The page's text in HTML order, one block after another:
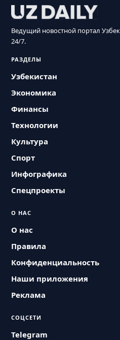
Ведущий новостной портал
24/7.
РАЗДЕЛЫ
Узбекистан
Экономика
Финансы
Технологии
Культура
Спорт
Инфографика
Спецпроекты
О НАС
О нас
Правила
Конфиденциальность
Наши приложения
Реклама
СОЦСЕТИ
Telegram